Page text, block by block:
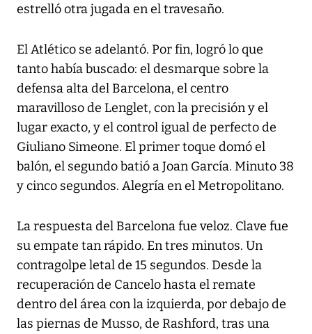
estrelló otra jugada en el travesaño.
El Atlético se adelantó. Por fin, logró lo que
tanto había buscado: el desmarque sobre la
defensa alta del Barcelona, el centro
maravilloso de Lenglet, con la precisión y el
lugar exacto, y el control igual de perfecto de
Giuliano Simeone. El primer toque domó el
balón, el segundo batió a Joan García. Minuto 38
y cinco segundos. Alegría en el Metropolitano.
La respuesta del Barcelona fue veloz. Clave fue
su empate tan rápido. En tres minutos. Un
contragolpe letal de 15 segundos. Desde la
recuperación de Cancelo hasta el remate
dentro del área con la izquierda, por debajo de
las piernas de Musso, de Rashford, tras una